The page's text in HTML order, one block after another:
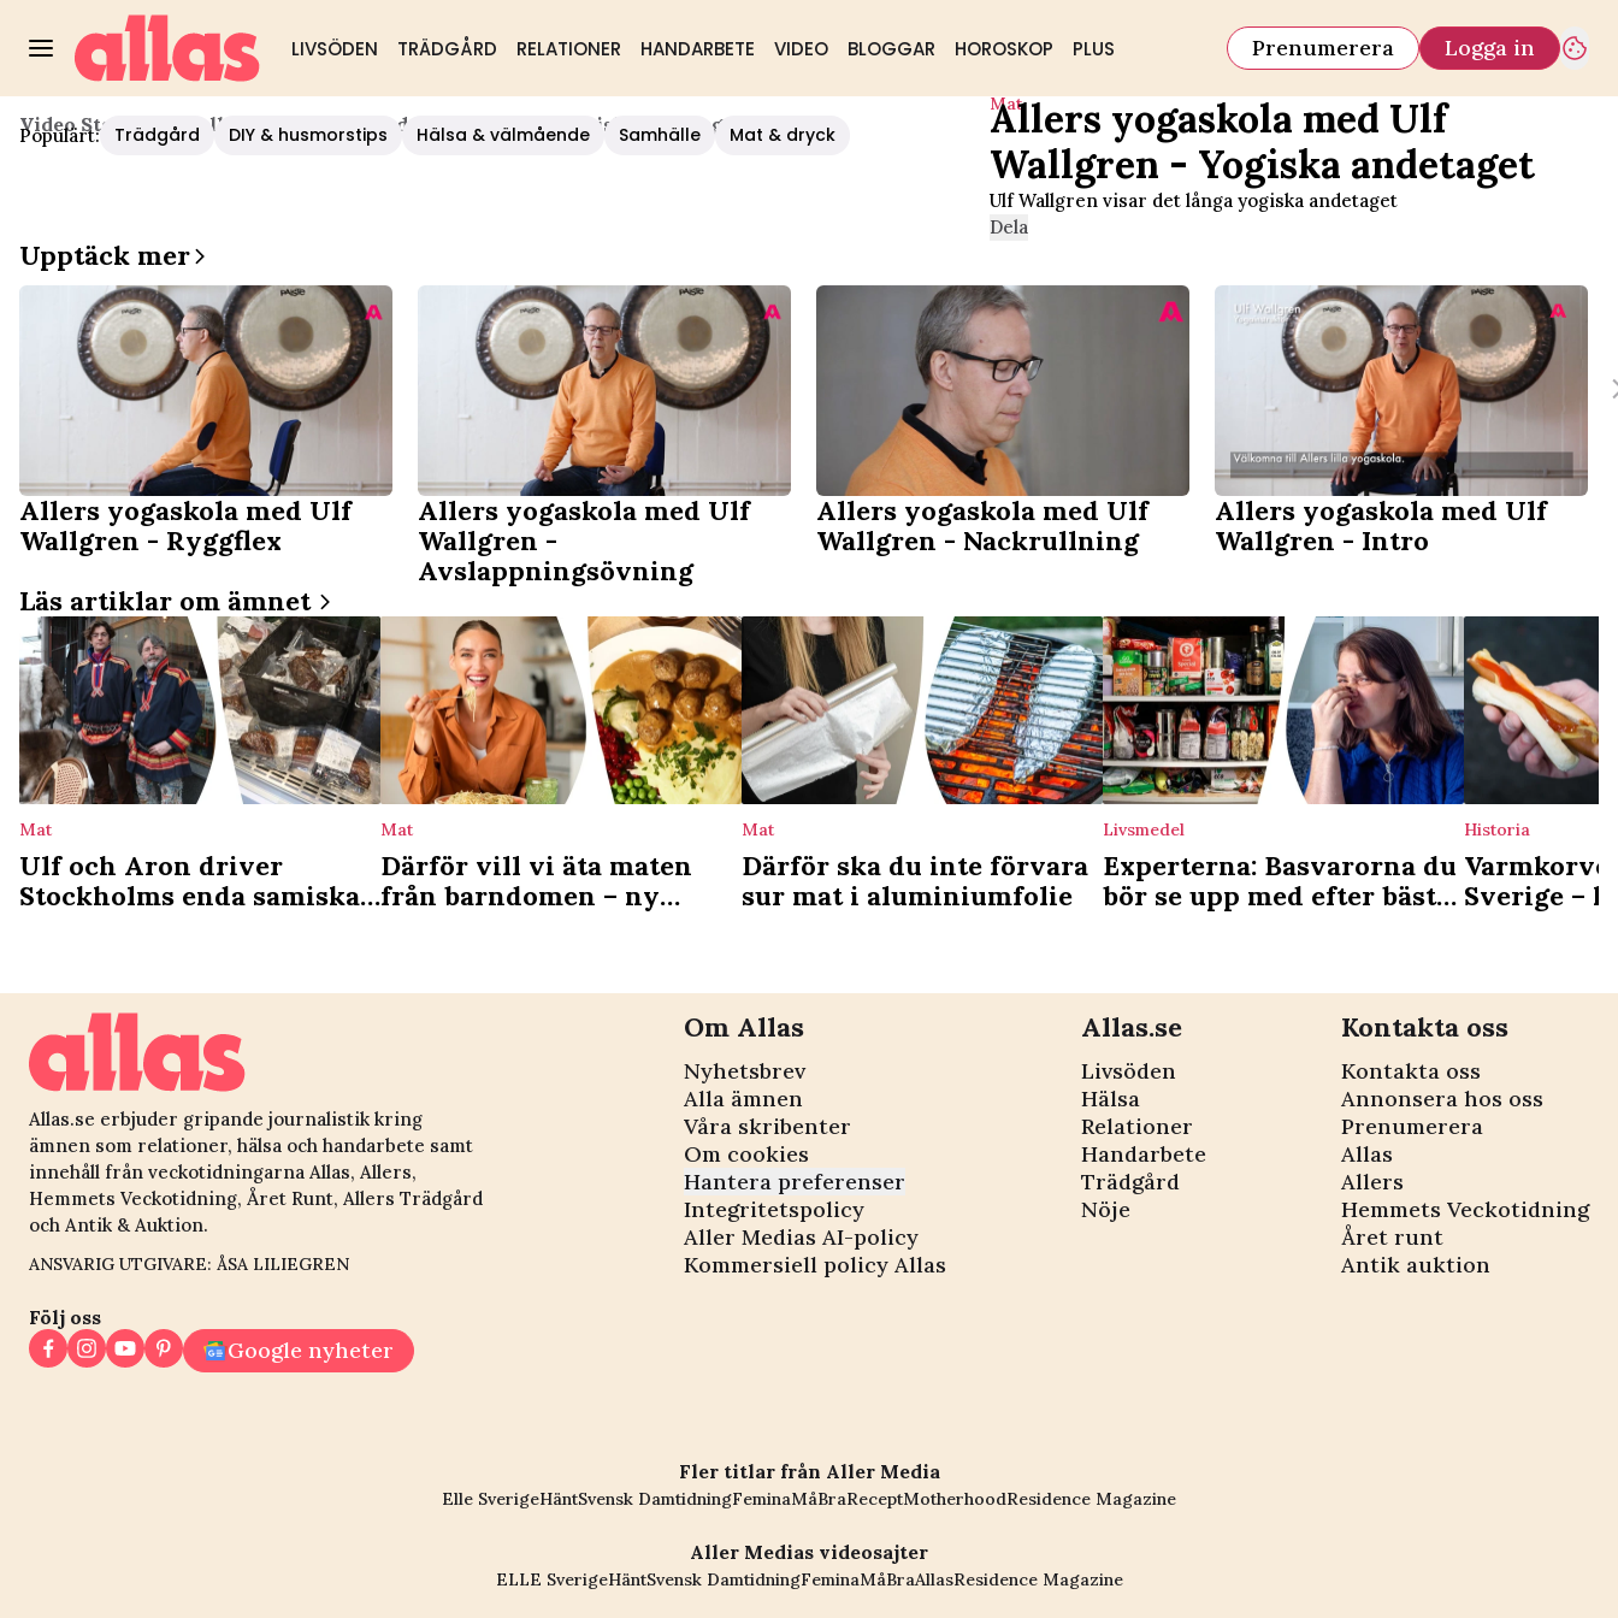
LIVSÖDEN TRÄDGÅRD RELATIONER HANDARBETE VIDEO BLOGGAR HOROSKOP PLUS Prenumerera Logga in
Populärt: Trädgård DIY & husmorstips Hälsa & välmående Samhälle Mat & dryck
Video Start / Mat Allers Yogaskola Med Ulf Wallgren - Yogiska Andetaget
Mat
Allers yogaskola med Ulf
Wallgren - Yogiska andetaget
Ulf Wallgren visar det långa yogiska andetaget
Dela
Upptäck mer
Allers yogaskola med Ulf
Wallgren - Ryggflex
Allers yogaskola med Ulf
Wallgren -
Avslappningsövning
Allers yogaskola med Ulf
Wallgren - Nackrullning
Allers yogaskola med Ulf
Wallgren - Intro
Läs artiklar om ämnet
Mat
Ulf och Aron driver
Stockholms enda samiska
Mat
Därför vill vi äta maten
från barndomen – ny
Mat
Därför ska du inte förvara
sur mat i aluminiumfolie
Livsmedel
Experterna: Basvarorna du
bör se upp med efter bäst
Historia
Sverige –
Allas.se erbjuder gripande journalistik kring
ämnen som relationer, hälsa och handarbete samt
innehåll från veckotidningarna Allas, Allers,
Hemmets Veckotidning, Året Runt, Allers Trädgård
och Antik & Auktion.
ANSVARIG UTGIVARE: ÅSA LILIEGREN
Följ oss
Google nyheter
Om Allas
Nyhetsbrev
Alla ämnen
Våra skribenter
Om cookies
Hantera preferenser
Integritetspolicy
Aller Medias AI-policy
Kommersiell policy Allas
Allas.se
Livsöden
Hälsa
Relationer
Handarbete
Trädgård
Nöje
Kontakta oss
Kontakta oss
Annonsera hos oss
Prenumerera
Allas
Allers
Hemmets Veckotidning
Året runt
Antik auktion
Fler titlar från Aller Media
Elle SverigeHäntSvensk DamtidningFeminaMåBraReceptMotherhoodResidence Magazine
Aller Medias videosajter
ELLE SverigeHäntSvensk DamtidningFeminaMåBraAllasResidence Magazine